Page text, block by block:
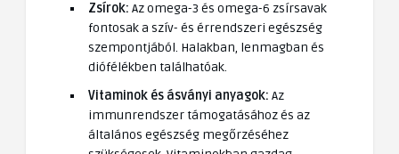
Zsírok: Az omega-3 és omega-6 zsírsavak
fontosak a szív- és érrendszeri egészség
szempontjából. Halakban, lenmagban és
diófélékben találhatóak.
Vitaminok és ásványi anyagok: Az
immunrendszer támogatásához és az
általános egészség megőrzéséhez